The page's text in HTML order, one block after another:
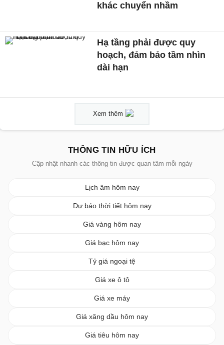
khác chuyển nhầm
Hạ tầng phải được quy
hoạch, đảm bảo tầm nhìn
dài hạn
Xem thêm
THÔNG TIN HỮU ÍCH
Cập nhật nhanh các thông tin được quan tâm mỗi ngày
Lịch âm hôm nay
Dự báo thời tiết hôm nay
Giá vàng hôm nay
Giá bạc hôm nay
Tỷ giá ngoại tệ
Giá xe ô tô
Giá xe máy
Giá xăng dầu hôm nay
Giá tiêu hôm nay